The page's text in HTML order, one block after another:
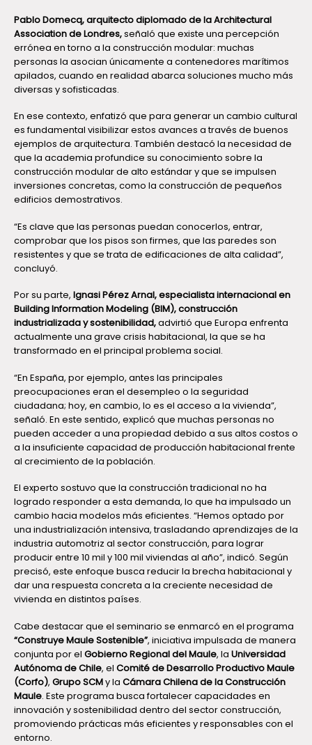
Pablo Domecq, arquitecto diplomado de la Architectural
Association de Londres,señaló que existe una percepción
errónea en torno a la construcción modular: muchas
personas la asocian únicamente a contenedores marítimos
apilados, cuando en realidad abarca soluciones mucho más
diversas y sofisticadas.
En ese contexto, enfatizó que para generar un cambio cultural
es fundamental visibilizar estos avances a través de buenos
ejemplos de arquitectura. También destacó la necesidad de
que la academia profundice su conocimiento sobre la
construcción modular de alto estándar y que se impulsen
inversiones concretas, como la construcción de pequeños
edificios demostrativos.
“Es clave que las personas puedan conocerlos, entrar,
comprobar que los pisos son firmes, que las paredes son
resistentes y que se trata de edificaciones de alta calidad”,
concluyó.
Por su parte, Ignasi Pérez Arnal, especialista internacional en
Building Information Modeling (BIM), construcción
industrializada y sostenibilidad,advirtió que Europa enfrenta
actualmente una grave crisis habitacional, la que se ha
transformado en el principal problema social.
“En España, por ejemplo, antes las principales
preocupaciones eran el desempleo o la seguridad
ciudadana; hoy, en cambio, lo es el acceso a la vivienda”,
señaló. En este sentido, explicó que muchas personas no
pueden acceder a una propiedad debido a sus altos costos o
a la insuficiente capacidad de producción habitacional frente
al crecimiento de la población.
El experto sostuvo que la construcción tradicional no ha
logrado responder a esta demanda, lo que ha impulsado un
cambio hacia modelos más eficientes. “Hemos optado por
una industrialización intensiva, trasladando aprendizajes de la
industria automotriz al sector construcción, para lograr
producir entre 10 mil y 100 mil viviendas al año”, indicó. Según
precisó, este enfoque busca reducir la brecha habitacional y
dar una respuesta concreta a la creciente necesidad de
vivienda en distintos países.
Cabe destacar que el seminario se enmarcó en el programa
“Construye Maule Sostenible”, iniciativa impulsada de manera
conjunta por el Gobierno Regional del Maule, la Universidad
Autónoma de Chile, el Comité de Desarrollo Productivo Maule
(Corfo), Grupo SCMy la Cámara Chilena de la Construcción
Maule. Este programa busca fortalecer capacidades en
innovación y sostenibilidad dentro del sector construcción,
promoviendo prácticas más eficientes y responsables con el
entorno.